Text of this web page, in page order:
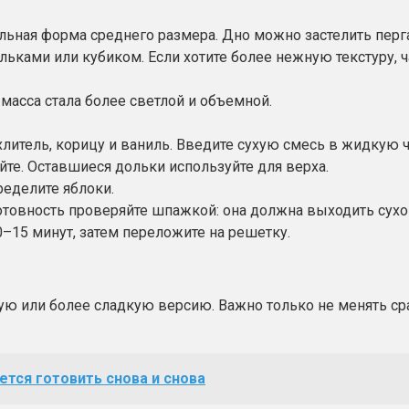
форма среднего размера. Дно можно застелить
или кубиком. Если хотите более нежную текстуру,
стала более светлой и объемной.
корицу и ваниль. Введите сухую смесь в жидкую
Оставшиеся дольки используйте для верха.
яблоки.
проверяйте шпажкой: она должна выходить
минут, затем переложите на решетку.
или более сладкую версию. Важно только не менять
готовить снова и снова